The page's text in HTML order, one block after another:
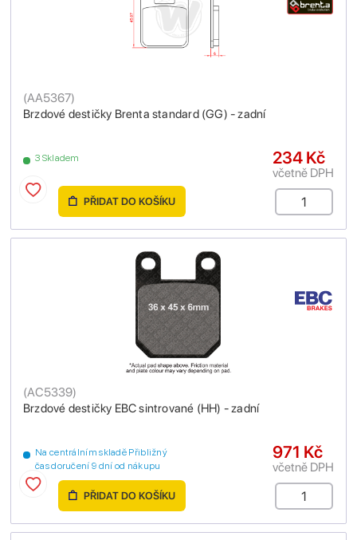
Brzdové destičky Brenta standard (GG) - zadní
(AA5367)
3 Skladem 234 Kč
včetně DPH
PŘIDAT DO KOŠÍKU
Brzdové destičky EBC sintrované (HH) - zadní
(AC5339)
Na centrálním skladě Přibližný
čas doručení 9 dní od nákupu
971 Kč
včetně DPH
PŘIDAT DO KOŠÍKU